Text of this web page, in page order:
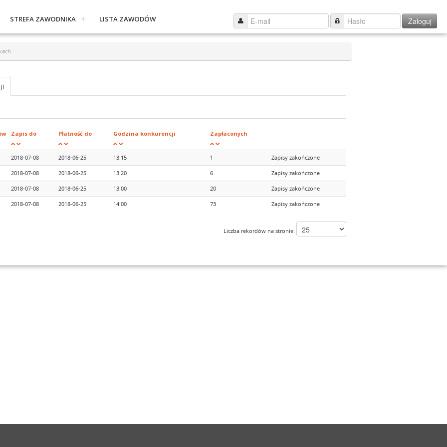
Zaloguj
STREFA ZAWODNIKA LISTA ZAWODÓW
Zapis do Płatność do Godzina konkurencji Zapłaconych
2018-07-08 2018-06-25 13:15 1 Zapisy zakończone
2018-07-08 2018-06-25 13:20 6 Zapisy zakończone
2018-07-08 2018-06-25 13:00 20 Zapisy zakończone
2018-07-08 2018-06-25 14:00 73 Zapisy zakończone
Liczba rekordów na stronie: